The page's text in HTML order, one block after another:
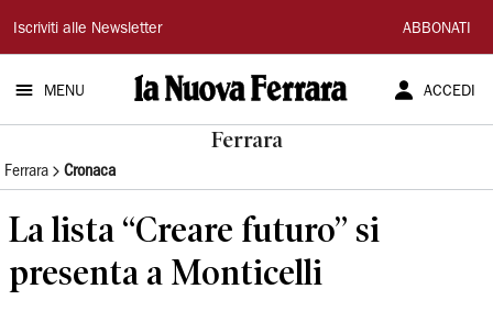
La
Nuova
Ferrara
Iscriviti alle Newsletter ABBONATI
MENU ACCEDI
Ferrara
Ferrara Cronaca
La lista “Creare futuro” si
presenta a Monticelli